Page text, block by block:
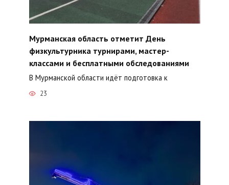
Мурманская область отметит День
физкультурника турнирами, мастер-
классами и бесплатными обследованиями
В Мурманской области идёт подготовка к
23